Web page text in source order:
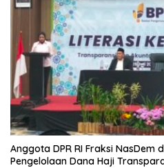
Anggota DPR RI Fraksi NasDem
Pengelolaan Dana Haji